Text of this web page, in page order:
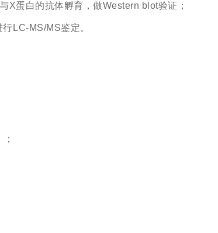
X蛋白的抗体孵育，做Western blot验证；
LC-MS/MS鉴定。